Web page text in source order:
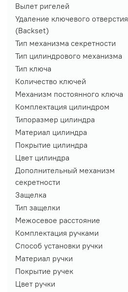
Вылет ригелей
Удаление ключевого отверстия
(Backset)
Тип механизма секретности
Тип цилиндрового механизма
Тип ключа
Количество ключей
Механизм постоянного ключа
Комплектация цилиндром
Типоразмер цилиндра
Материал цилиндра
Покрытие цилиндра
Цвет цилиндра
Дополнительный механизм
секретности
Защелка
Тип защелки
Межосевое расстояние
Комплектация ручками
Способ установки ручки
Материал ручки
Покрытие ручек
Цвет ручки